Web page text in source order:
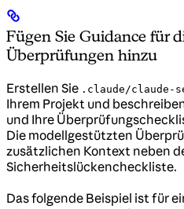
Fügen Sie Guidance für
Überprüfungen hinzu
Erstellen Sie .claude/claude-
Ihrem Projekt und
und Ihre
Die modellgestützten
zusätzlichen Kontext neben
Sicherheitslückencheckliste.
Das folgende Beispiel ist für